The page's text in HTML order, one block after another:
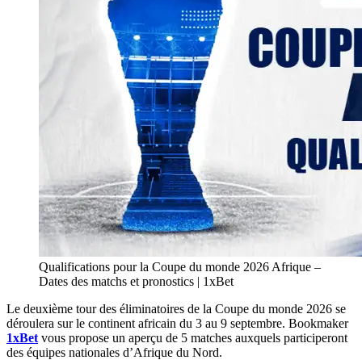
Qualifications pour la Coupe du monde 2026 Afrique –
Dates des matchs et pronostics | 1xBet
Le deuxième tour des éliminatoires de la Coupe du monde 2026 se
déroulera sur le continent africain du 3 au 9 septembre. Bookmaker
1xBet vous propose un aperçu de 5 matches auxquels participeront
des équipes nationales d’Afrique du Nord.